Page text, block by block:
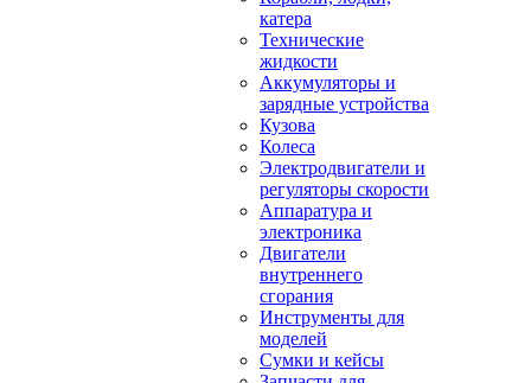
катера
Технические
жидкости
Аккумуляторы и
зарядные устройства
Кузова
Колеса
Электродвигатели и
регуляторы скорости
Аппаратура и
электроника
Двигатели
внутреннего
сгорания
Инструменты для
моделей
Сумки и кейсы